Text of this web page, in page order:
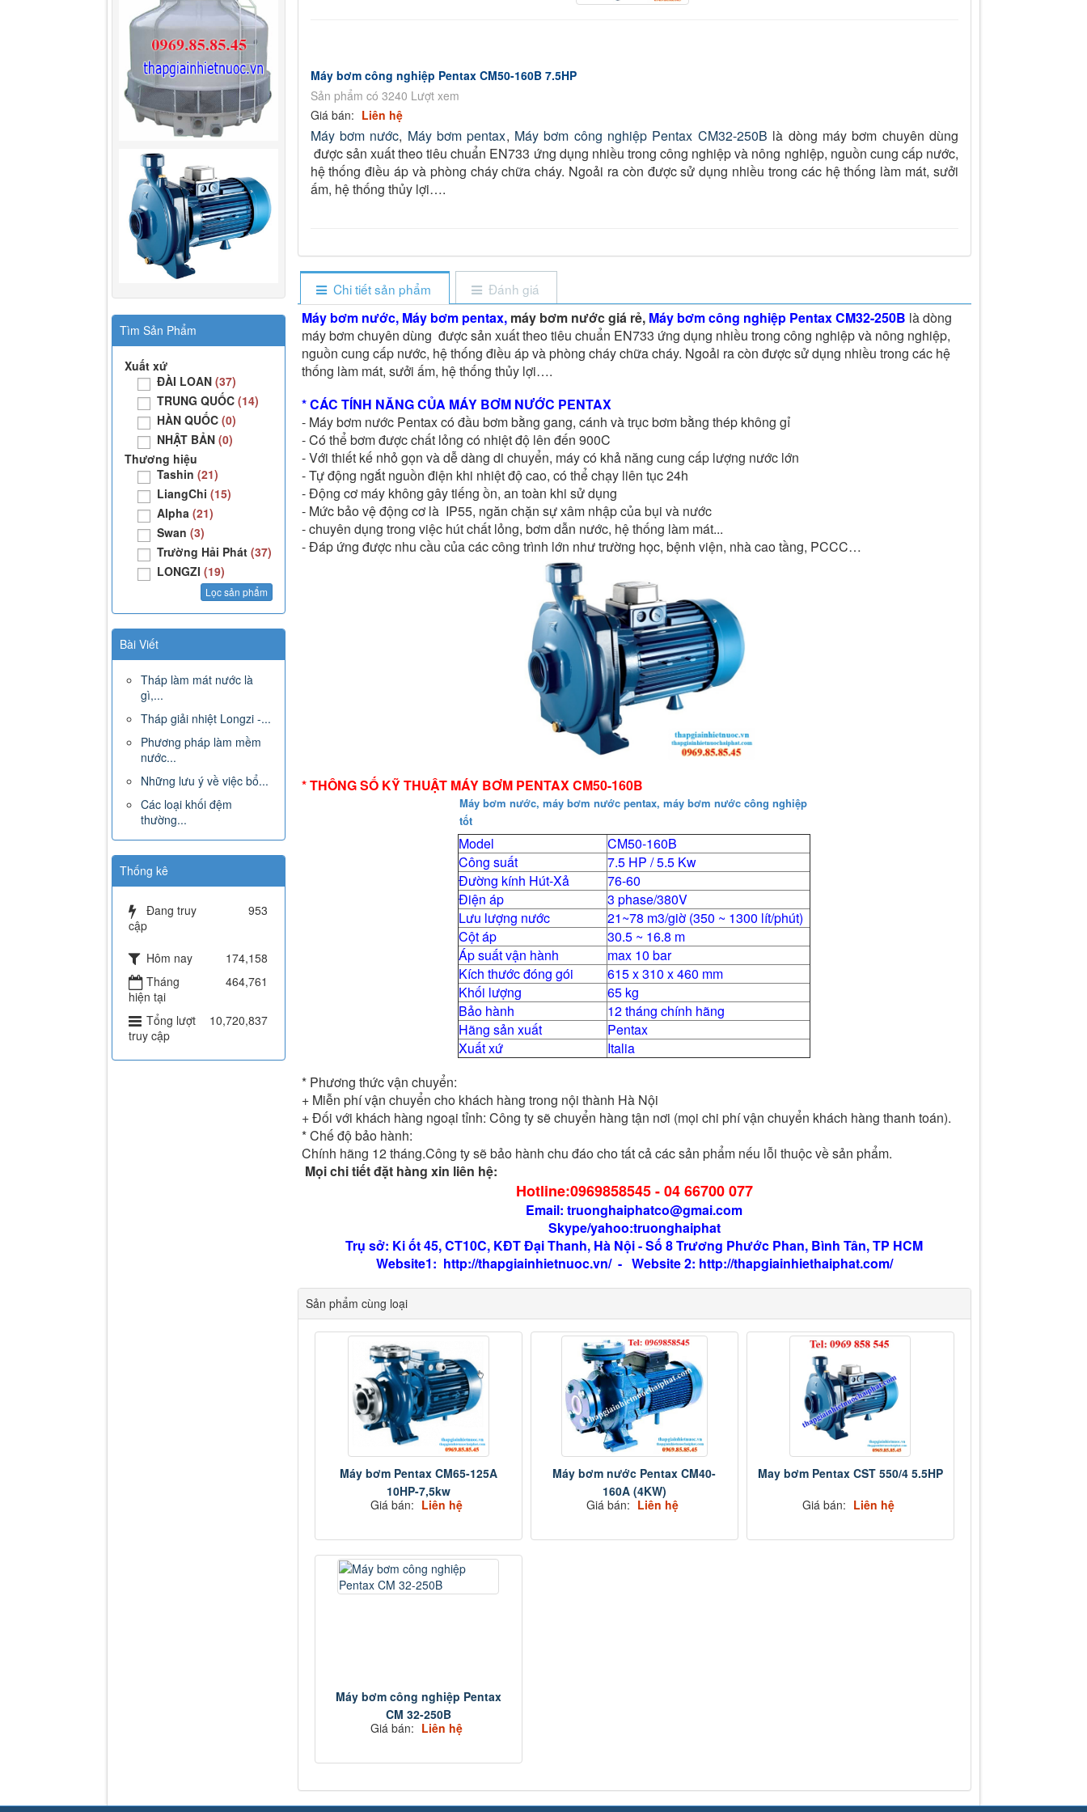
Máy bơm công nghiệp Pentax CM50-160B 7.5HP
Sản phẩm có 3240 Lượt xem
Giá bán: Liên hệ
Máy bơm nước, Máy bơm pentax, Máy bơm công nghiệp Pentax CM32-250B là dòng máy bơm chuyên dùng
được sản xuất theo tiêu chuẩn EN733 ứng dụng nhiều trong công nghiệp và nông nghiệp, nguồn cung cấp nước,
hệ thống điều áp và phòng cháy chữa cháy. Ngoải ra còn được sử dụng nhiều trong các hệ thống làm mát, sưởi
ấm, hệ thống thủy lợi….
Chi tiết sản phẩm Đánh giá
Máy bơm nước, Máy bơm pentax, máy bơm nước giá rẻ, Máy bơm công nghiệp Pentax CM32-250B là dòng
máy bơm chuyên dùng được sản xuất theo tiêu chuẩn EN733 ứng dụng nhiều trong công nghiệp và nông nghiệp,
nguồn cung cấp nước, hệ thống điều áp và phòng cháy chữa cháy. Ngoải ra còn được sử dụng nhiều trong các hệ
thống làm mát, sưởi ấm, hệ thống thủy lợi….
* CÁC TÍNH NĂNG CỦA MÁY BƠM NƯỚC PENTAX
- Máy bơm nước Pentax có đầu bơm bằng gang, cánh và trục bơm bằng thép không gỉ
- Có thể bơm được chất lỏng có nhiệt độ lên đến 900C
- Với thiết kế nhỏ gọn và dễ dàng di chuyển, máy có khả năng cung cấp lượng nước lớn
- Tự động ngắt nguồn điện khi nhiệt độ cao, có thể chạy liên tục 24h
- Động cơ máy không gây tiếng ồn, an toàn khi sử dụng
- Mức bảo vệ động cơ là IP55, ngăn chặn sự xâm nhập của bụi và nước
- chuyên dụng trong việc hút chất lỏng, bơm dẫn nước, hệ thống làm mát...
- Đáp ứng được nhu cầu của các công trình lớn như trường học, bệnh viện, nhà cao tầng, PCCC…
* THÔNG SỐ KỸ THUẬT MÁY BƠM PENTAX CM50-160B
Máy bơm nước, máy bơm nước pentax, máy bơm nước công nghiệp
tốt
Model
CM50-160B
Công suất
7.5 HP / 5.5 Kw
Đường kính Hút-Xả
76-60
Điện áp
3 phase/380V
Lưu lượng nước
21~78 m3/giờ (350 ~ 1300 lít/phút)
Cột áp
30.5 ~ 16.8 m
Áp suất vận hành
max 10 bar
Kích thước đóng gói
615 x 310 x 460 mm
Khối lượng
65 kg
Bảo hành
12 tháng chính hãng
Hãng sản xuất
Pentax
Xuất xứ
Italia
* Phương thức vận chuyển:
+ Miễn phí vận chuyển cho khách hàng trong nội thành Hà Nội
+ Đối với khách hàng ngoại tỉnh: Công ty sẽ chuyển hàng tận nơi (mọi chi phí vận chuyển khách hàng thanh toán).
* Chế độ bảo hành:
Chính hãng 12 tháng.Công ty sẽ bảo hành chu đáo cho tất cả các sản phẩm nếu lỗi thuộc về sản phẩm.
Mọi chi tiết đặt hàng xin liên hệ:
Hotline:0969858545 - 04 66700 077
Email: truonghaiphatco@gmai.com
Skype/yahoo:truonghaiphat
Trụ sở: Ki ốt 45, CT10C, KĐT Đại Thanh, Hà Nội - Số 8 Trương Phước Phan, Bình Tân, TP HCM
Website1: http://thapgiainhietnuoc.vn/ - Website 2: http://thapgiainhiethaiphat.com/
Sản phẩm cùng loại
Máy bơm Pentax CM65-125A
10HP-7,5kw
Giá bán: Liên hệ
Máy bơm nước Pentax CM40-
160A (4KW)
Giá bán: Liên hệ
May bơm Pentax CST 550/4 5.5HP
Giá bán: Liên hệ
Máy bơm công nghiệp Pentax
CM 32-250B
Giá bán: Liên hệ
Tìm Sản Phẩm
Xuất xứ
ĐÀI LOAN (37)
TRUNG QUỐC (14)
HÀN QUỐC (0)
NHẬT BẢN (0)
Thương hiệu
Tashin (21)
LiangChi (15)
Alpha (21)
Swan (3)
Trường Hải Phát (37)
LONGZI (19)
Bài Viết
Tháp làm mát nước là
gì,...
Tháp giải nhiệt Longzi -...
Phương pháp làm mềm
nước...
Những lưu ý về việc bổ...
Các loại khối đệm
thường...
Thống kê
Đang truy
cập
953
Hôm nay
174,158
Tháng
hiện tại
464,761
Tổng lượt
truy cập
10,720,837